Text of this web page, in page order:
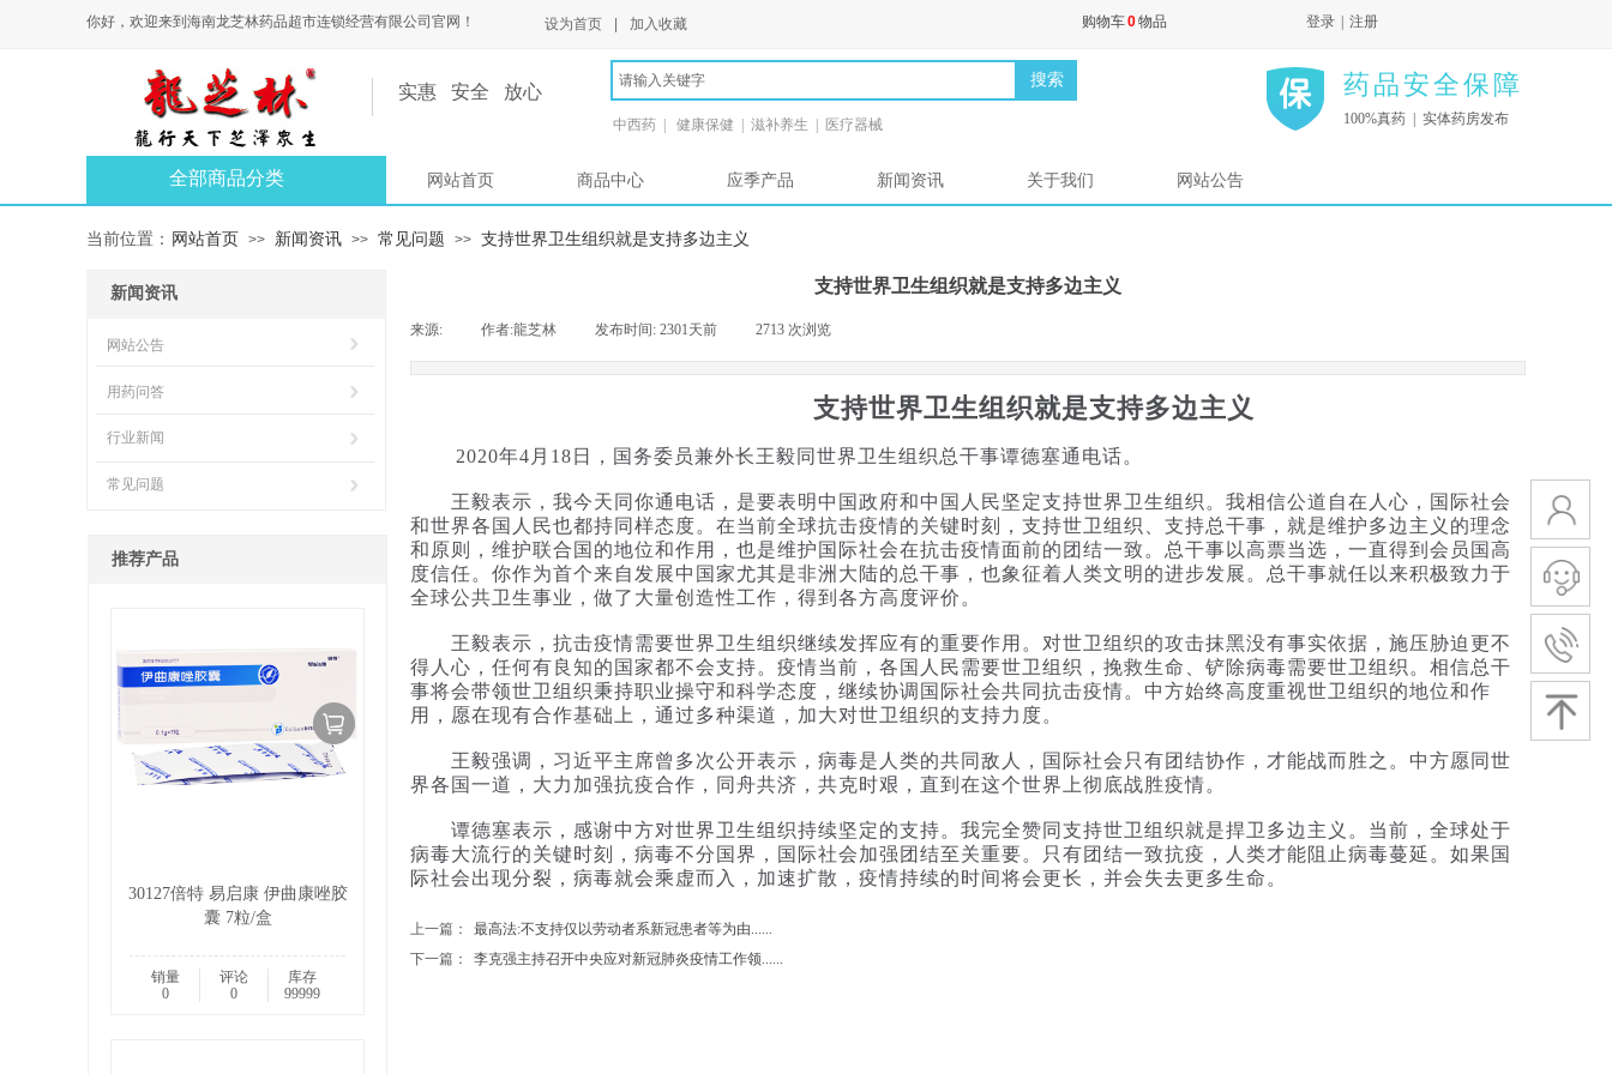
你好，欢迎来到海南龙芝林药品超市连锁经营有限公司官网！ 购物车0物品 登录 注册
设为首页 加入收藏
搜索 药品安全保障
实惠 安全 放心
100%真药 | 实体药房发布
中西药 | 健康保健 | 滋补养生 | 医疗器械
网站首页 商品中心 应季产品 新闻资讯 关于我们 网站公告
全部商品分类
当前位置： 网站首页 >> 新闻资讯 >> 常见问题 >> 支持世界卫生组织就是支持多边主义
支持世界卫生组织就是支持多边主义
来源: 作者:龍芝林 发布时间: 2301天前 2713 次浏览
支持世界卫生组织就是支持多边主义
2020年4月18日，国务委员兼外长王毅同世界卫生组织总干事谭德塞通电话。
王毅表示，我今天同你通电话，是要表明中国政府和中国人民坚定支持世界卫生组织。我相信公道自在人心，国际社会
和世界各国人民也都持同样态度。在当前全球抗击疫情的关键时刻，支持世卫组织、支持总干事，就是维护多边主义的理念
和原则，维护联合国的地位和作用，也是维护国际社会在抗击疫情面前的团结一致。总干事以高票当选，一直得到会员国高
度信任。你作为首个来自发展中国家尤其是非洲大陆的总干事，也象征着人类文明的进步发展。总干事就任以来积极致力于
全球公共卫生事业，做了大量创造性工作，得到各方高度评价。
王毅表示，抗击疫情需要世界卫生组织继续发挥应有的重要作用。对世卫组织的攻击抹黑没有事实依据，施压胁迫更不
得人心，任何有良知的国家都不会支持。疫情当前，各国人民需要世卫组织，挽救生命、铲除病毒需要世卫组织。相信总干
事将会带领世卫组织秉持职业操守和科学态度，继续协调国际社会共同抗击疫情。中方始终高度重视世卫组织的地位和作
用，愿在现有合作基础上，通过多种渠道，加大对世卫组织的支持力度。
王毅强调，习近平主席曾多次公开表示，病毒是人类的共同敌人，国际社会只有团结协作，才能战而胜之。中方愿同世
界各国一道，大力加强抗疫合作，同舟共济，共克时艰，直到在这个世界上彻底战胜疫情。
谭德塞表示，感谢中方对世界卫生组织持续坚定的支持。我完全赞同支持世卫组织就是捍卫多边主义。当前，全球处于
病毒大流行的关键时刻，病毒不分国界，国际社会加强团结至关重要。只有团结一致抗疫，人类才能阻止病毒蔓延。如果国
际社会出现分裂，病毒就会乘虚而入，加速扩散，疫情持续的时间将会更长，并会失去更多生命。
上一篇：
最高法:不支持仅以劳动者系新冠患者等为由......
下一篇：
李克强主持召开中央应对新冠肺炎疫情工作领......
新闻资讯
网站公告
用药问答
行业新闻
常见问题
推荐产品
30127倍特 易启康 伊曲康唑胶
囊 7粒/盒
销量
0
评论
0
库存
99999